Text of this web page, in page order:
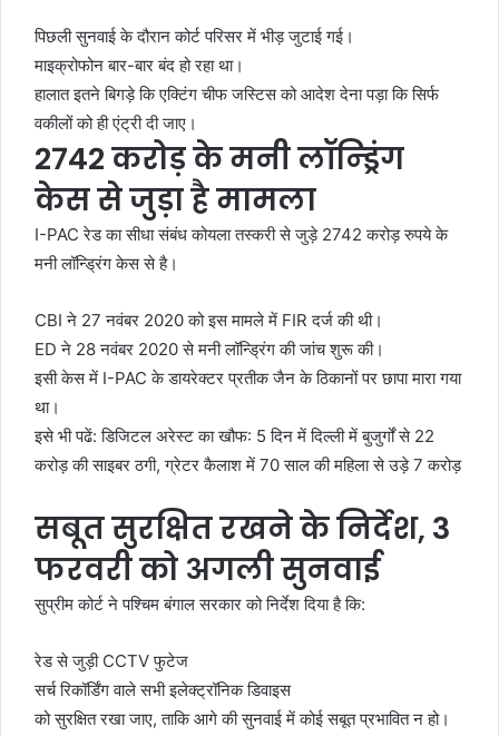
पिछली सुनवाई के दौरान कोर्ट परिसर में भीड़ जुटाई गई।
माइक्रोफोन बार-बार बंद हो रहा था।
हालात इतने बिगड़े कि एक्टिंग चीफ जस्टिस को आदेश देना पड़ा कि सिर्फ
वकीलों को ही एंट्री दी जाए।
2742 करोड़ के मनी लॉन्ड्रिंग
केस से जुड़ा है मामला
I-PAC रेड का सीधा संबंध कोयला तस्करी से जुड़े 2742 करोड़ रुपये के
मनी लॉन्ड्रिंग केस से है।
CBI ने 27 नवंबर 2020 को इस मामले में FIR दर्ज की थी।
ED ने 28 नवंबर 2020 से मनी लॉन्ड्रिंग की जांच शुरू की।
इसी केस में I-PAC के डायरेक्टर प्रतीक जैन के ठिकानों पर छापा मारा गया
था।
इसे भी पढें:डिजिटल अरेस्ट का खौफ: 5 दिन में दिल्ली में बुजुर्गों से 22
करोड़ की साइबर ठगी, ग्रेटर कैलाश में 70 साल की महिला से उड़े 7 करोड़
सबूत सुरक्षित रखने के निर्देश, 3
फरवरी को अगली सुनवाई
सुप्रीम कोर्ट ने पश्चिम बंगाल सरकार को निर्देश दिया है कि:
रेड से जुड़ी CCTV फुटेज
सर्च रिकॉर्डिंग वाले सभी इलेक्ट्रॉनिक डिवाइस
को सुरक्षित रखा जाए, ताकि आगे की सुनवाई में कोई सबूत प्रभावित न हो।